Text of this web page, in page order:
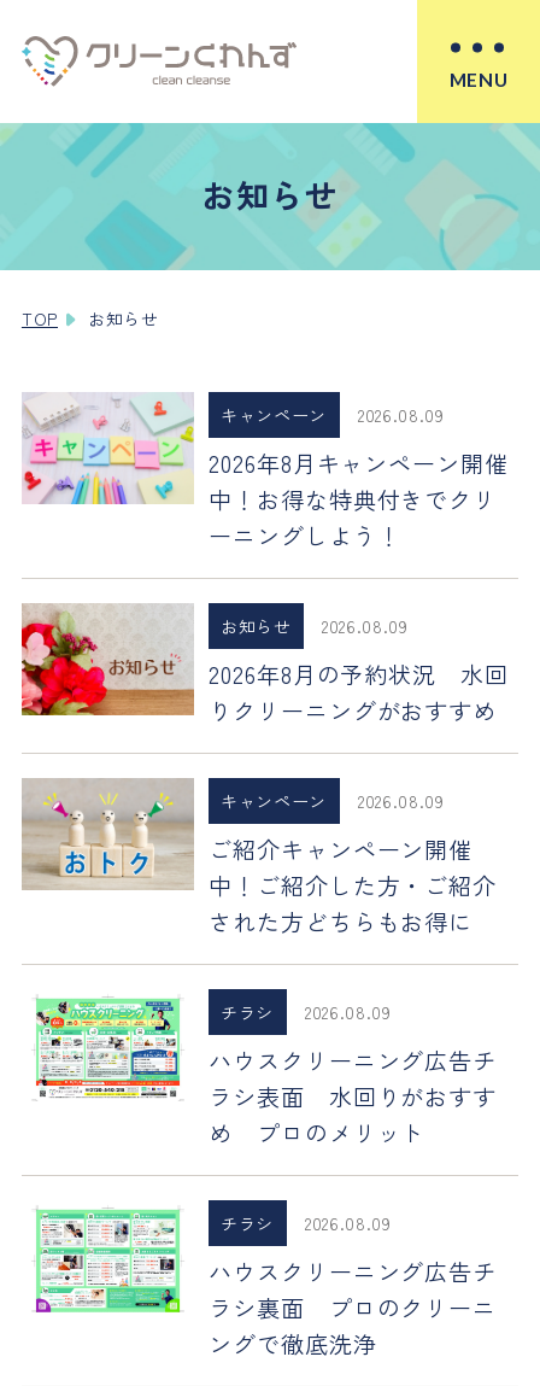
MENU
お知らせ
TOP お知らせ
キャンペーン 2026.08.09
2026年8月キャンペーン開催
中！お得な特典付きでクリ
ーニングしよう！
お知らせ 2026.08.09
2026年8月の予約状況 水回
りクリーニングがおすすめ
キャンペーン 2026.08.09
ご紹介キャンペーン開催
中！ご紹介した方・ご紹介
された方どちらもお得に
チラシ 2026.08.09
ハウスクリーニング広告チ
ラシ表面 水回りがおすす
め プロのメリット
チラシ 2026.08.09
ハウスクリーニング広告チ
ラシ裏面 プロのクリーニ
ングで徹底洗浄